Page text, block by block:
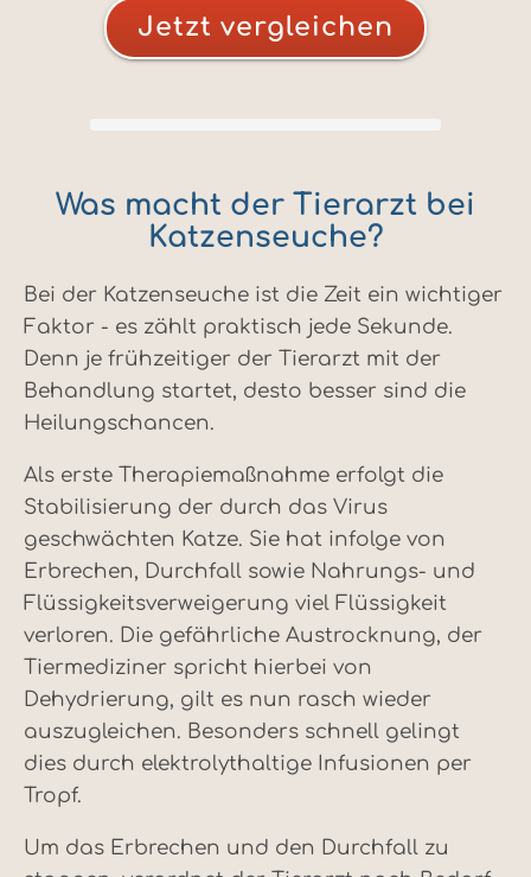
Jetzt vergleichen
Was macht der Tierarzt bei
Katzenseuche?
Bei der Katzenseuche ist die Zeit ein wichtiger
Faktor - es zählt praktisch jede Sekunde.
Denn je frühzeitiger der Tierarzt mit der
Behandlung startet, desto besser sind die
Heilungschancen.
Als erste Therapiemaßnahme erfolgt die
Stabilisierung der durch das Virus
geschwächten Katze. Sie hat infolge von
Erbrechen, Durchfall sowie Nahrungs- und
Flüssigkeitsverweigerung viel Flüssigkeit
verloren. Die gefährliche Austrocknung, der
Tiermediziner spricht hierbei von
Dehydrierung, gilt es nun rasch wieder
auszugleichen. Besonders schnell gelingt
dies durch elektrolythaltige Infusionen per
Tropf.
Um das Erbrechen und den Durchfall zu